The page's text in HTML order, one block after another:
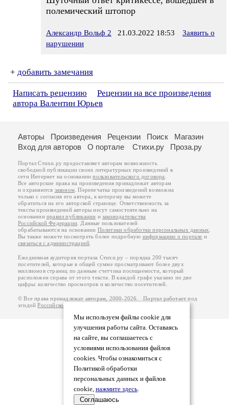
полемический штопор
Александр Вольф 2 21.03.2022 18:53
Заявить о
нарушении
+ добавить замечания
Написать рецензию
Рецензии на все произведения
автора Валентин Юрьев
Мы используем файлы cookie для
улучшения работы сайта. Оставаясь
на сайте, вы соглашаетесь с
условиями использования файлов
cookies. Чтобы ознакомиться с
Политикой обработки
персональных данных и файлов
cookie, нажмите здесь.
Соглашаюсь
Авторы Произведения Рецензии Поиск
Магазин
Вход для авторов
О портале Стихи.ру Проза.ру
Портал Стихи.ру предоставляет авторам возможность
свободной публикации своих литературных произведений в
сети Интернет на основаниипользовательского договора
Все авторские права на произведения принадлежат авторам
и охраняются законом . Перепечатка произведений возможна
только с согласия его автора, к которому вы можете
обратиться на его авторской странице. Ответственность за
тексты произведений авторы несут самостоятельно на
основанииправил публикации изаконодательства
Российской Федерации . Данные пользователей
обрабатываются на основании Политики обработки персональных данных
Вы также можете посмотреть более подробную информацию о портале и
связаться с администрацией
Ежедневная аудитория портала Стихи.ру – порядка 200 тысяч
посетителей, которые в общей сумме просматривают более двух
миллионов страниц по данным счетчика посещаемости, который
расположен справа от этого текста. В каждой графе указано по две
цифры: количество просмотров и количество посетителей.
© Все права принадлежат авторам, 2000-2026. Портал работает под
эгидойРоссийского союза писателей